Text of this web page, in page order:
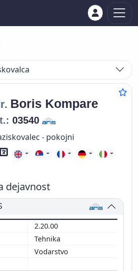
Boris Kompare
03540
- pokojni
Znanje tujih jezikov
dejavnost
2.20.00
Tehnika
Vodarstvo